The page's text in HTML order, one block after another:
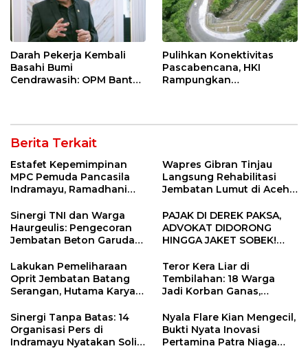
Darah Pekerja Kembali
Basahi Bumi
Cendrawasih: OPM Bantai
Pulihkan Konektivitas
Pascabencana, HKI
Rampungkan
Berita Terkait
Estafet Kepemimpinan
MPC Pemuda Pancasila
Indramayu, Ramadhani
Pimpin Organisasi Lewat
Muscablub
Wapres Gibran Tinjau
Langsung Rehabilitasi
Jembatan Lumut di Aceh
Konektivitas Pulih Cepat
Sinergi TNI dan Warga
Haurgeulis: Pengecoran
Jembatan Beton Garuda
PAJAK DI DEREK PAKSA,
ADVOKAT DIDORONG
HINGGA JAKET SOBEK!
Ngamuk Kepung Polresta
Pekanbaru!
Lakukan Pemeliharaan
Oprit Jembatan Batang
Serangan, Hutama Karya
55 Tol Binjai–Langsa
Teror Kera Liar di
Tembilahan: 18 Warga
Jadi Korban Ganas,
12 Jahitan!
Sinergi Tanpa Batas: 14
Organisasi Pers di
Indramayu Nyatakan Solid
Nyala Flare Kian Mengecil,
Bukti Nyata Inovasi
Pertamina Patra Niaga